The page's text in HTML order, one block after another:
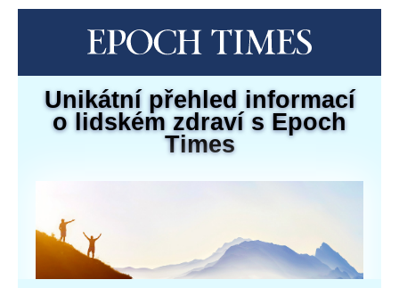
Unikátní přehled informací
o lidském zdraví s Epoch
Times